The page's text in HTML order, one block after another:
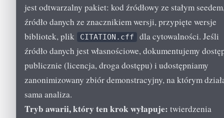
jest odtwarzalny pakiet: kod źródłowy ze stałym
źródło danych ze znacznikiem wersji, przypięte wersje
bibliotek, plik
CITATION.cff
dla cytowalności. Jeśli
źródło danych jest własnościowe, dokumentujemy
publicznie (licencja, droga dostępu) i udostępniamy
zanonimizowany zbiór demonstracyjny, na którym
sama analiza.
Tryb awarii, który ten krok wyłapuje: twierdzenia